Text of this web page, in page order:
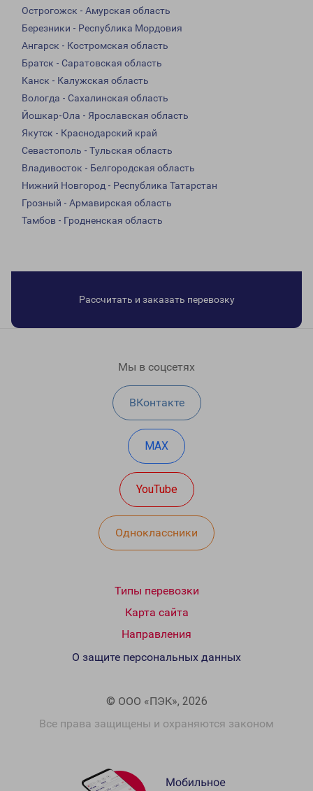
Острогожск - Амурская область
Березники - Республика Мордовия
Ангарск - Костромская область
Братск - Саратовская область
Канск - Калужская область
Вологда - Сахалинская область
Йошкар-Ола - Ярославская область
Якутск - Краснодарский край
Севастополь - Тульская область
Владивосток - Белгородская область
Нижний Новгород - Республика Татарстан
Грозный - Армавирская область
Тамбов - Гродненская область
Рассчитать и заказать перевозку
Мы в соцсетях
ВКонтакте
MAX
YouTube
Одноклассники
Типы перевозки
Карта сайта
Направления
© ООО «ПЭК», 2026
Все права защищены и охраняются законом
О защите персональных данных